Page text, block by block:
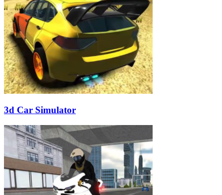
3d Car Simulator